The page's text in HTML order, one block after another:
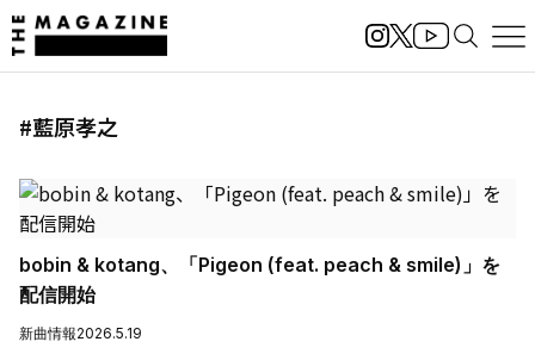
#藍原孝之
bobin & kotang、「Pigeon (feat. peach & smile)」を
配信開始
新曲情報2026.5.19